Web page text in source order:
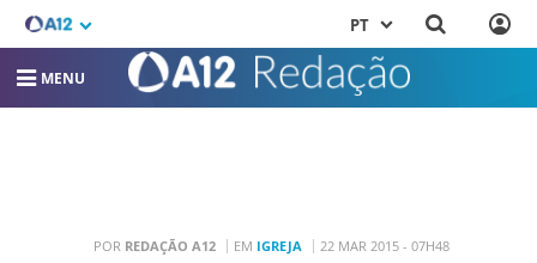
PT
MENU
POR REDAÇÃO A12 EM IGREJA 22 MAR 2015 - 07H48